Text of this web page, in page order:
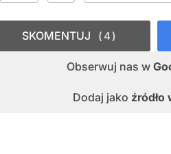
Obserwuj nas w
Dodaj jako źródło
SKOMENTUJ 4